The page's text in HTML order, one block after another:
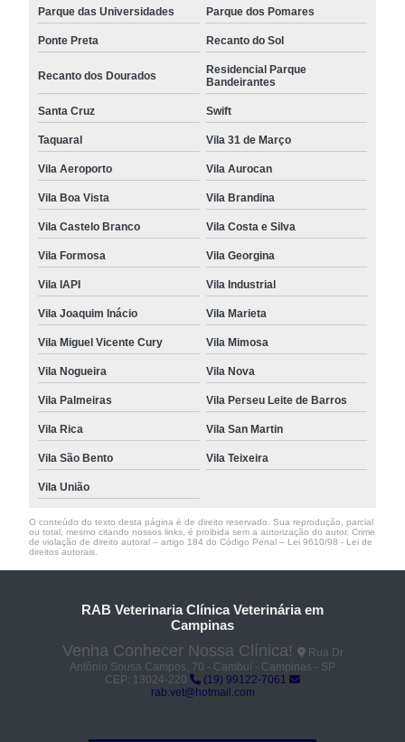
Parque das Universidades Parque dos Pomares
Ponte Preta Recanto do Sol
Recanto dos Dourados
Residencial Parque
Bandeirantes
Santa Cruz Swift
Taquaral Vila 31 de Março
Vila Aeroporto Vila Aurocan
Vila Boa Vista Vila Brandina
Vila Castelo Branco Vila Costa e Silva
Vila Formosa Vila Georgina
Vila IAPI Vila Industrial
Vila Joaquim Inácio Vila Marieta
Vila Miguel Vicente Cury Vila Mimosa
Vila Nogueira Vila Nova
Vila Palmeiras Vila Perseu Leite de Barros
Vila Rica Vila San Martin
Vila São Bento Vila Teixeira
Vila União
O conteúdo do texto desta página é de direito reservado. Sua reprodução, parcial
ou total, mesmo citando nossos links, é proibida sem a autorização do autor. Crime
de violação de direito autoral – artigo 184 do Código Penal – Lei 9610/98 - Lei de
direitos autorais
RAB Veterinaria Clínica Veterinária em
Campinas
Venha Conhecer Nossa Clínica!
Rua Dr
Antônio Sousa Campos, 70 - Cambuí - Campinas - SP
CEP: 13024-220
(19) 99122-7061
rab.vet@hotmail.com